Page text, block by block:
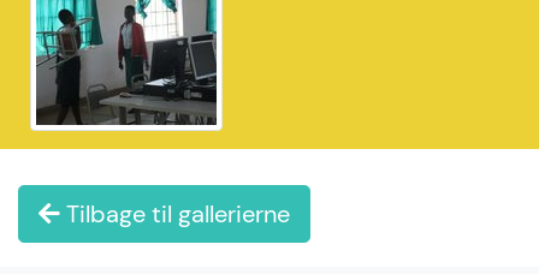
Tilbage til gallerierne